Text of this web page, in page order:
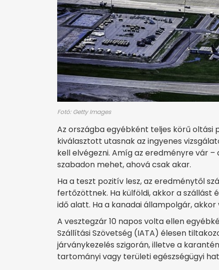
Fotó: Getty Images
Az országba egyébként teljes körű
kiválasztott utasnak az ingyenes
kell elvégezni. Amíg az eredményre vár
szabadon mehet, ahová csak akar.
Ha a teszt pozitív lesz, az eredménytől
fertőzöttnek. Ha külföldi, akkor a szállást
idő alatt. Ha a kanadai állampolgár,
A vesztegzár 10 napos volta ellen
Szállítási Szövetség (IATA) élesen
járványkezelés szigorán, illetve a
tartományi vagy területi egészségügyi